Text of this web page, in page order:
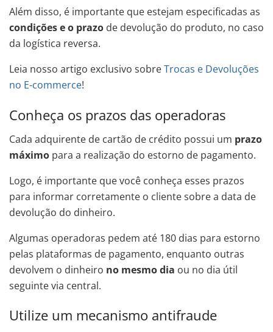
Além disso, é importante que estejam especificadas as
condições e o prazo de devolução do produto, no caso
da logística reversa.
Leia nosso artigo exclusivo sobreTrocas e Devoluções
no E-commerce!
Conheça os prazos das operadoras
Cada adquirente de cartão de crédito possui um prazo
máximo para a realização do estorno de pagamento.
Logo, é importante que você conheça esses prazos
para informar corretamente o cliente sobre a data de
devolução do dinheiro.
Algumas operadoras pedem até 180 dias para estorno
pelas plataformas de pagamento, enquanto outras
devolvem o dinheiro no mesmo dia ou no dia útil
seguinte via central.
Utilize um mecanismo antifraude